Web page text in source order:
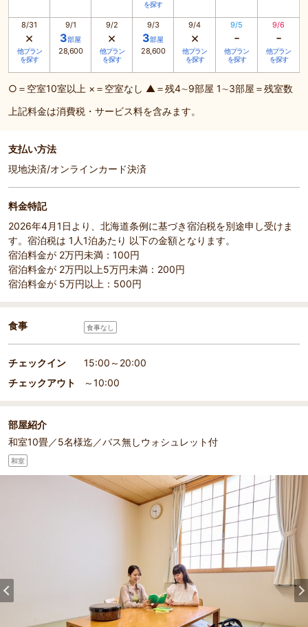
を探す
8/31
×
他プラン
を探す
9/1
3部屋
28,600
9/2
×
他プラン
を探す
9/3
3部屋
28,600
9/4
×
他プラン
を探す
9/5
-
他プラン
を探す
9/6
-
他プラン
を探す
○＝空室10室以上 ×＝空室なし ▲＝残4∼9部屋 1∼3部屋＝残室数
上記料金は消費税・サービス料を含みます。
支払い方法
現地決済/オンラインカード決済
料金特記
2026年4月1日より、北海道条例に基づき宿泊税を別途申し受けま
す。宿泊税は 1人1泊あたり 以下の金額となります。
宿泊料金が 2万円未満：100円
宿泊料金が 2万円以上5万円未満：200円
宿泊料金が 5万円以上：500円
食事 食事なし
チェックイン
15:00～20:00
チェックアウト
～10:00
部屋紹介
和室10畳／5名様迄／バス無しウォシュレット付
和室